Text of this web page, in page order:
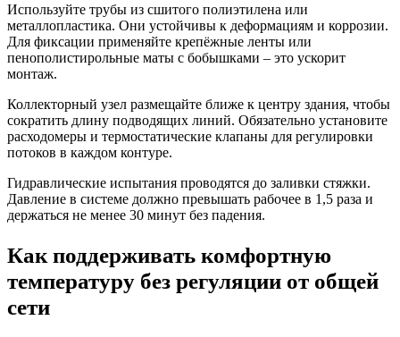
Используйте трубы из сшитого полиэтилена или
металлопластика. Они устойчивы к деформациям и коррозии.
Для фиксации применяйте крепёжные ленты или
пенополистирольные маты с бобышками – это ускорит
монтаж.
Коллекторный узел размещайте ближе к центру здания, чтобы
сократить длину подводящих линий. Обязательно установите
расходомеры и термостатические клапаны для регулировки
потоков в каждом контуре.
Гидравлические испытания проводятся до заливки стяжки.
Давление в системе должно превышать рабочее в 1,5 раза и
держаться не менее 30 минут без падения.
Как поддерживать комфортную
температуру без регуляции от общей
сети